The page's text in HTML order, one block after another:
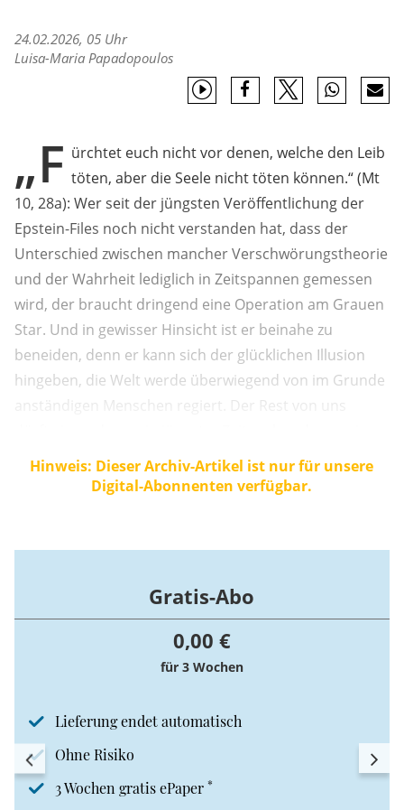
24.02.2026, 05 Uhr
Luisa-Maria Papadopoulos
„F ürchtet euch nicht vor denen, welche den Leib
töten, aber die Seele nicht töten können.“ (Mt
10, 28a): Wer seit der jüngsten Veröffentlichung der
Epstein-Files noch nicht verstanden hat, dass der
Unterschied zwischen mancher Verschwörungstheorie
und der Wahrheit lediglich in Zeitspannen gemessen
wird, der braucht dringend eine Operation am Grauen
Star. Und in gewisser Hinsicht ist er beinahe zu
beneiden, denn er kann sich der glücklichen Illusion
hingeben, die Welt werde überwiegend von im Grunde
anständigen Menschen regiert. Der Rest von uns
abrupt und schmerzhaft dem Reich der Träume
entrissen worden sein. Eigentlich sollte ein Christ nicht
Hinweis: Dieser Archiv-Artikel ist nur für unsere
Digital-Abonnenten verfügbar.
Gratis-Abo
0,00 €
für 3 Wochen
Lieferung endet automatisch
Ohne Risiko
3 Wochen gratis ePaper *